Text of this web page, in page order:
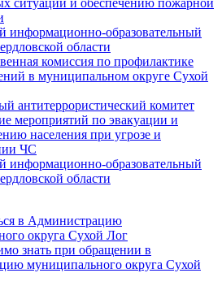
информационно-образовательный
области
комиссия по профилактике
в муниципальном округе Сухой
антитеррористический комитет
мероприятий по эвакуации и
населения при угрозе и
ЧС
информационно-образовательный
области
в Администрацию
округа Сухой Лог
знать при обращении в
муниципального округа Сухой